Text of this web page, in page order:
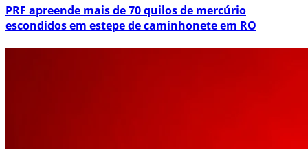
PRF apreende mais de 70 quilos de mercúrio
escondidos em estepe de caminhonete em RO